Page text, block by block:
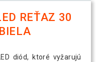
REŤAZ 30
diód, ktoré vyžarujú